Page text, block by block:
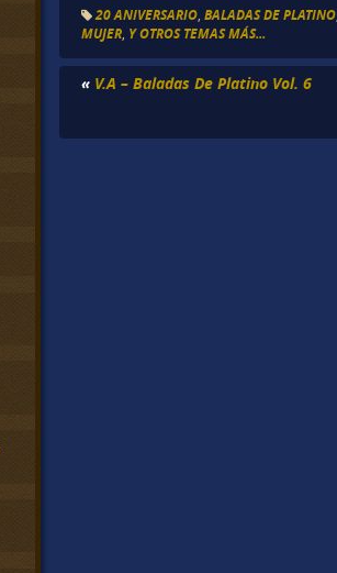
20 ANIVERSARIO ,BALADAS DE PLATINO
MUJER Y OTROS TEMAS MÁS...
« V.A – Baladas De Platino Vol. 6